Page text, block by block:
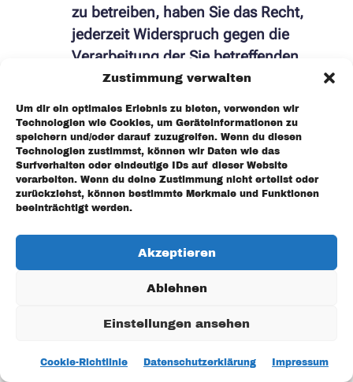
Zustimmung verwalten
Um dir ein optimales Erlebnis zu bieten, verwenden wir
Technologien wie Cookies, um Geräteinformationen zu
speichern und/oder darauf zuzugreifen. Wenn du diesen
Technologien zustimmst, können wir Daten wie das
Surfverhalten oder eindeutige IDs auf dieser Website
verarbeiten. Wenn du deine Zustimmung nicht erteilst oder
zurückziehst, können bestimmte Merkmale und Funktionen
beeinträchtigt werden.
Akzeptieren
Ablehnen
Einstellungen ansehen
Cookie-Richtlinie Datenschutzerklärung Impressum
zu betreiben, haben Sie das Recht,
jederzeit Widerspruch gegen die
Verarbeitung der Sie betreffenden
personenbezogenen Daten zum
einzulegen; dies gilt auch für das
Profiling, soweit es mit solcher
Direktwerbung in Verbindung steht.
Widerrufsrecht bei Einwilligungen:
Sie haben das Recht, erteilte
Einwilligungen jederzeit zu
widerrufen.
Auskunftsrecht:Sie haben das
verlangen, ob betreffende Daten
über diese Daten sowie auf weitere